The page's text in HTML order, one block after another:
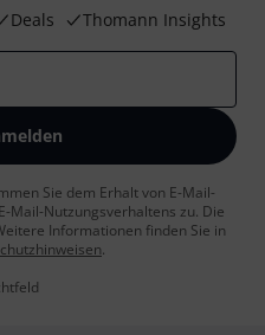
Deals Thomann Insights
Sie dem Erhalt von E-Mail-
Mail-Nutzungsverhaltens zu. Die
Informationen finden Sie in
.